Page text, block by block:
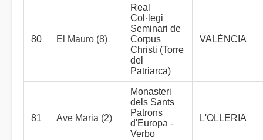
80 El Mauro (8)
Real
Col·legi
Seminari de
Corpus
Christi (Torre
del
Patriarca)
VALÈNCIA
81 Ave Maria (2)
Monasteri
dels Sants
Patrons
d'Europa -
Verbo
L'OLLERIA